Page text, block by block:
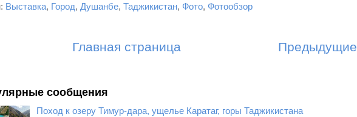
Выставка, Город, Душанбе, Таджикистан, Фото, Фотообзор
Предыдущие
Главная страница
сообщения
Поход к озеру Тимур-дара, ущелье Каратаг, горы Таджикистана